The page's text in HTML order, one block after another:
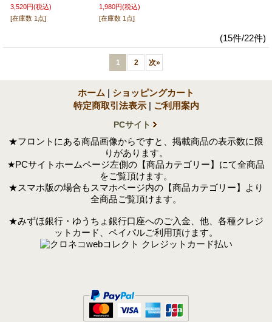
3,520円(税込)
[在庫数 1点]
1,980円(税込)
[在庫数 1点]
(15件/22件)
1 2 次»
ホーム | ショッピングカート
特定商取引法表示 | ご利用案内
PCサイト
★フロントにある商品画像からですと、掲載商品の表示数に限
りがあります。
★PCサイトホームページ左側の【商品カテゴリー】にて全商品
をご覧頂けます。
★スマホ版の場合もスマホページ内の【商品カテゴリー】より
全商品ご覧頂けます。
★みずほ銀行・ゆうちょ銀行口座へのご入金、他、各種クレジ
ットカード、ペイパルご利用頂けます。